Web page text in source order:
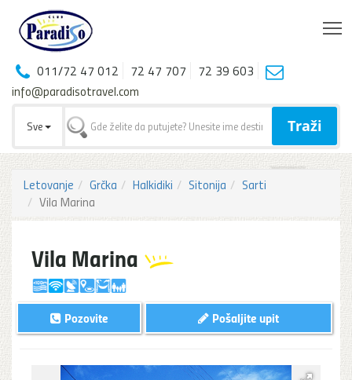
011/72 47 012 72 47 707
72 39 603
info@paradisotravel.com
Sve Traži
Letovanje Grčka Halkidiki Sitonija
Sarti
Vila Marina
Vila Marina
Pošaljite upit
Pozovite